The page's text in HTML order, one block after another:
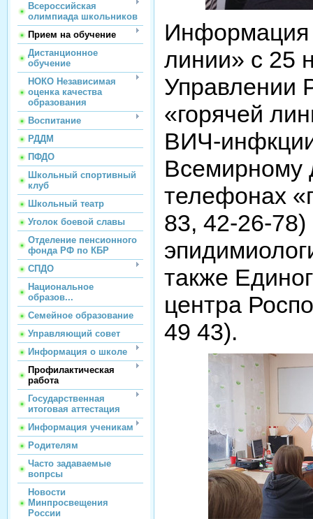
Всероссийская
олимпиада школьников
Прием на обучение
Дистанционное
обучение
НОКО Независимая
оценка качества
образования
Воспитание
РДДМ
ПФДО
Школьный спортивный
клуб
Школьный театр
Уголок боевой славы
Отделение пенсионного
фонда РФ по КБР
СПДО
Национальное
образов...
Семейное образование
Управляющий совет
Информация о школе
Профилактическая
работа
Государственная
итоговая аттестация
Информация ученикам
Родителям
Часто задаваемые
вопрсы
Новости
Минпросвещения
России
Информация
линии» с 25
Управлении
«горячей
ВИЧ-
телефонах
83, 42-26-
также
центра
49 43).